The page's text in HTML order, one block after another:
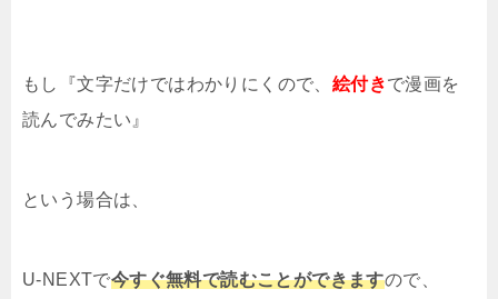
もし『文字だけではわかりにくので、 絵付きで漫画を
読んでみたい』
という場合は、
U-NEXTで今すぐ無料で読むことができますので、